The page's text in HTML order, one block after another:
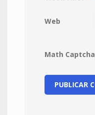
Web
Math Captcha